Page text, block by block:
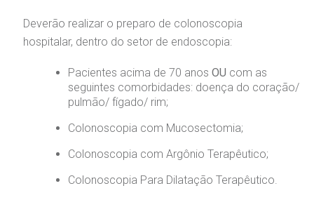
Saiba mais
R. Martiniano de Carvalho, 965
CEP: 01323-001 | Bela Vista
Clínica Medicina da Mulher
de Benchmarking
atendimento
Cirurgia
frequentes
Deverão realizar o preparo de colonoscopia
hospitalar, dentro do setor de endoscopia:
Pacientes acima de 70 anos OU com as
seguintes comorbidades: doença do coração/
pulmão/ fígado/ rim;
Colonoscopia com Mucosectomia;
Colonoscopia com Argônio Terapêutico;
Colonoscopia Para Dilatação Terapêutico.